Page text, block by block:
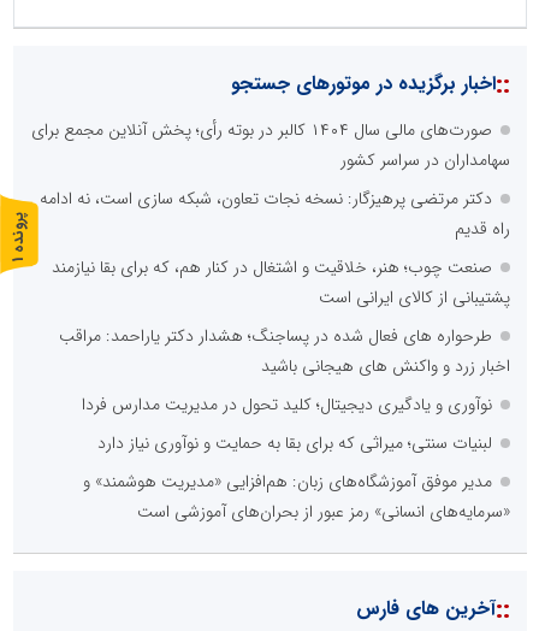
::اخبار برگزیده در موتورهای جستجو
صورت‌های مالی سال ۱۴۰۴ کالبر در بوته رأی؛ پخش آنلاین مجمع برای
سهامداران در سراسر کشور
دکتر مرتضی پرهیزگار: نسخه نجات تعاون، شبکه سازی است، نه ادامه
راه قدیم
صنعت چوب؛ هنر، خلاقیت و اشتغال در کنار هم، که برای بقا نیازمند
پشتیبانی از کالای ایرانی است
طرحواره های فعال شده در پساجنگ؛ هشدار دکتر یاراحمد: مراقب
اخبار زرد و واکنش های هیجانی باشید
نوآوری و یادگیری دیجیتال؛ کلید تحول در مدیریت مدارس فردا
لبنیات سنتی؛ میراثی که برای بقا به حمایت و نوآوری نیاز دارد
مدیر موفق آموزشگاه‌های زبان: هم‌افزایی «مدیریت هوشمند» و
«سرمایه‌های انسانی» رمز عبور از بحران‌های آموزشی است
::آخرین های فارس
پ
ر
و
ن
د
ه
1